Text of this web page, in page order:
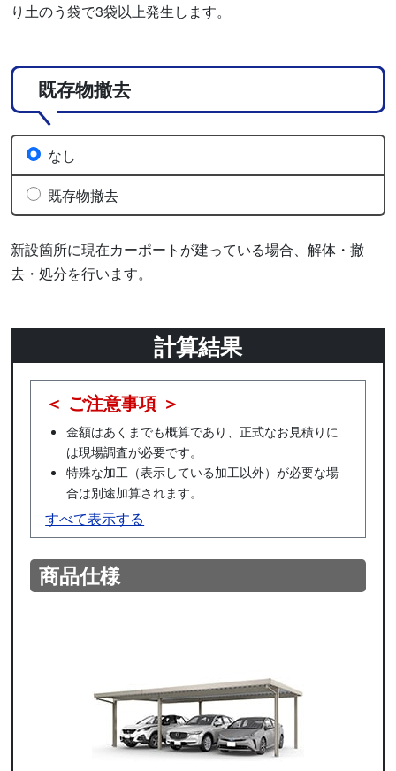
り土のう袋で3袋以上発生します。
既存物撤去
新設箇所に現在カーポートが建っている場合、解体・撤
去・処分を行います。
なし
既存物撤去
計算結果
＜ ご注意事項 ＞
金額はあくまでも概算であり、正式なお見積りに
は現場調査が必要です。
特殊な加工（表示している加工以外）が必要な場
合は別途加算されます。
すべて表示する
商品仕様